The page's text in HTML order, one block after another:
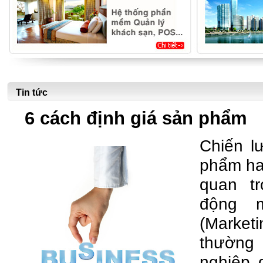
Tin tức
6 cách định giá sản phẩm
Chiến
phẩm
quan
động